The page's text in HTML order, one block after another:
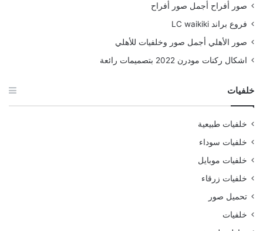
صور أفراح أجمل صور أفراح
فروع براند LC waikiki
صور الأهلي أجمل صور وخلفيات للأهلي
اشكال ركنات مودرن 2022 بتصميمات رائعة
خلفيات
خلفيات طبيعية
خلفيات سوداء
خلفيات موبايل
خلفيات زرقاء
تحميل صور
خلفيات